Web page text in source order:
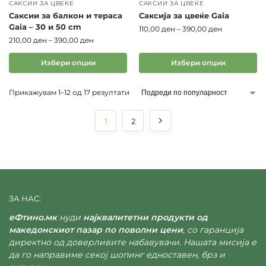
материјалот.
Најчесто се користат:
пластика отпорна на UV зраци
керамика со стабилна структура
температурни промени
модели со вграден систем за дренажа
наменети за ентериер или деловни простори.
Како да изберете вистинска
саксија
САКСИИ ЗА ЦВЕЌЕ
Саксии за балкон и тераса
Gaia – 30 и 50 cm
210,00 ден – 390,00 ден
Избери опции
САКСИИ ЗА ЦВЕЌЕ
Саксија за цвеќе Gaia
110,00 ден – 390,00 ден
Избери опции
Прикажувам 1–12 од 17 резултати
1 2
ЗА НАС:
еФтино.мкнуди најквалитетни продукти од
македонскиот пазар по поволни цени, со гаранција
директно од доверливите набавувачи. Нашата мисија е
да го направиме секој шопинг едноставен, брз и